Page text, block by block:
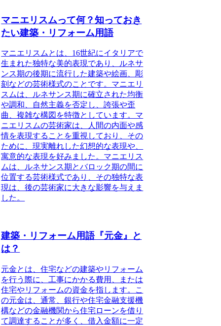
マニエリスムって何？知っておき
たい建築・リフォーム用語
マニエリスムとは、16世紀にイタリアで
生まれた独特な美的表現であり、ルネサ
ンス期の後期に流行した建築や絵画、彫
刻などの芸術様式のことです。マニエリ
スムは、ルネサンス期に確立された均衡
や調和、自然主義を否定し、誇張や歪
曲、複雑な構図を特徴としています。マ
ニエリスムの芸術家は、人間の内面や感
情を表現することを重視しており、その
ために、現実離れした幻想的な表現や、
寓意的な表現を好みました。マニエリス
ムは、ルネサンス期とバロック期の間に
位置する芸術様式であり、その独特な表
現は、後の芸術家に大きな影響を与えま
した。
建築・リフォーム用語『元金』と
は？
元金とは、住宅などの建築やリフォーム
を行う際に、工事にかかる費用、または
住宅やリフォームの資金を指します。こ
の元金は、通常、銀行や住宅金融支援機
構などの金融機関から住宅ローンを借り
て調達することが多く、借入金額に一定